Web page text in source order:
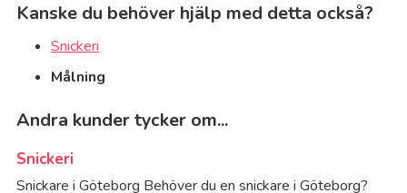
Kanske du behöver hjälp med detta också?
Snickeri
Målning
Andra kunder tycker om...
Snickeri
Snickare i Göteborg Behöver du en snickare i Göteborg?